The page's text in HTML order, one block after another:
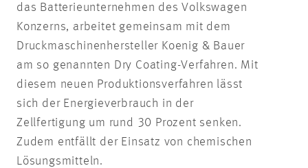
das Batterieunternehmen des Volkswagen
Konzerns, arbeitet gemeinsam mit dem
Druckmaschinenhersteller Koenig & Bauer
am so genannten Dry Coating-Verfahren. Mit
diesem neuen Produktionsverfahren lässt
sich der Energieverbrauch in der
Zellfertigung um rund 30 Prozent senken.
Zudem entfällt der Einsatz von chemischen
Lösungsmitteln.